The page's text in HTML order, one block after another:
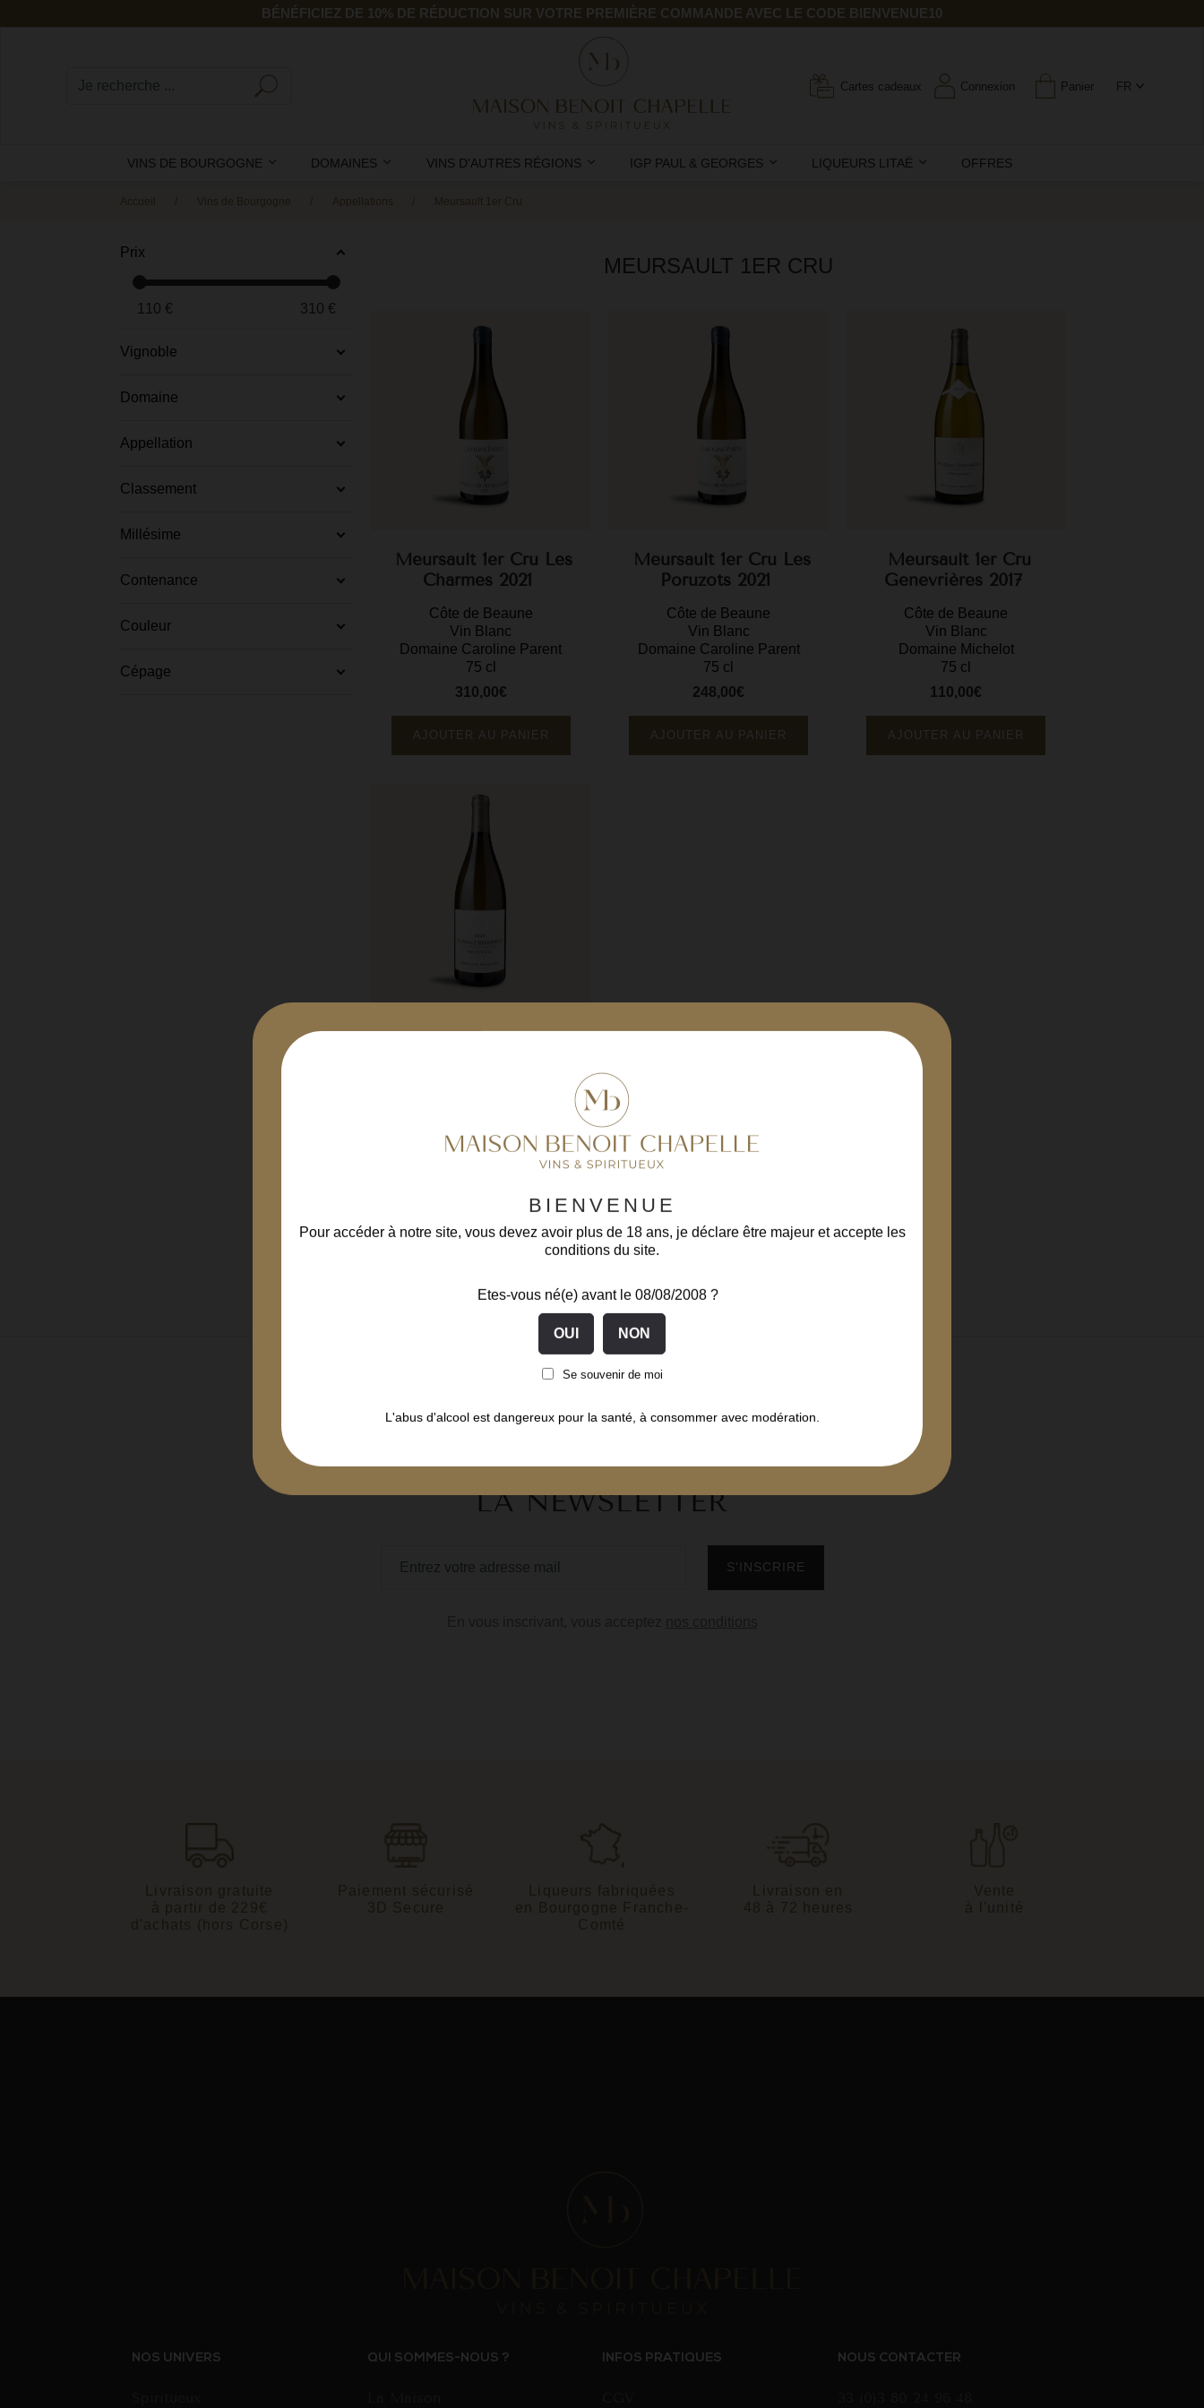
BÉNÉFICIEZ DE 10% DE RÉDUCTION SUR VOTRE PREMIÈRE COMMANDE AVEC LE CODE BIENVENUE10
VINS DE BOURGOGNE DOMAINES VINS D'AUTRES RÉGIONS IGP PAUL & GEORGES LIQUEURS LITAË OFFRES
Cartes cadeaux Connexion Panier FR
Accueil Vins de Bourgogne Appellations Meursault 1er Cru
Prix
110 € 310 €
Vignoble
Domaine
Appellation
Classement
Millésime
Contenance
Couleur
Cépage
MEURSAULT 1ER CRU
Meursault 1er Cru Les
Charmes 2021
Côte de Beaune
Vin Blanc
Domaine Caroline Parent
75 cl
Prix
310,00€
AJOUTER AU PANIER
Meursault 1er Cru Les
Poruzots 2021
Côte de Beaune
Vin Blanc
Domaine Caroline Parent
75 cl
Prix
248,00€
AJOUTER AU PANIER
Meursault 1er Cru
Genevrières 2017
Côte de Beaune
Vin Blanc
Domaine Michelot
75 cl
Prix
110,00€
AJOUTER AU PANIER
Meursault 1er Cru
75 cl
AJOUTER AU PANIER
INSCRIVEZ-VOUS À
LA NEWSLETTER
Livraison gratuite
à partir de 229€
d'achats (hors Corse)
Paiement sécurisé
3D Secure
Liqueurs fabriquées
en Bourgogne Franche-
Comté
Livraison en
48 à 72 heures
Vente
à l'unité
NOS UNIVERS QUI SOMMES-NOUS ? INFOS PRATIQUES NOUS CONTACTER
BIENVENUE
Pour accéder à notre site, vous devez avoir plus de 18 ans, je déclare être majeur et accepte les
conditions du site.
Etes-vous né(e) avant le 08/08/2008 ?
Se souvenir de moi
L'abus d'alcool est dangereux pour la santé, à consommer avec modération.